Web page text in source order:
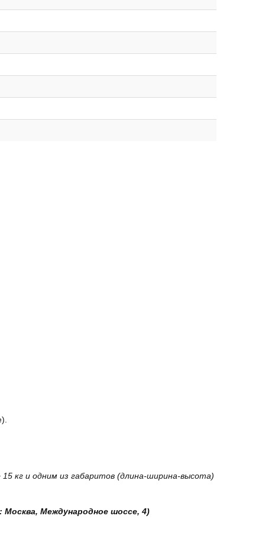
кг и одним из габаритов (длина-ширина-высота)
Москва, Международное шоссе, 4)